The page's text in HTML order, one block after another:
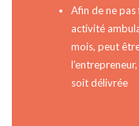
Afin de ne
activité
mois, peut
soit délivrée